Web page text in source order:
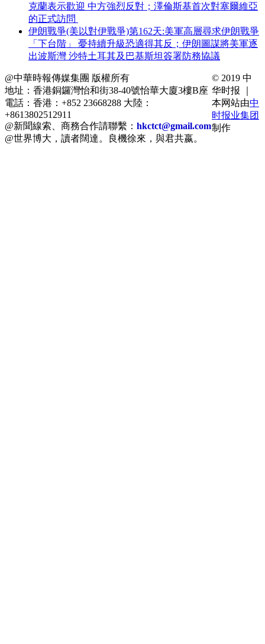
克蘭表示歡迎 中方強烈反對；澤倫斯基首次對塞爾維亞
的正式訪問
伊朗戰爭(美以對伊戰爭)第162天:美軍高層尋求伊朗戰爭
「下台階」 憂持續升級恐適得其反；伊朗圖謀將美軍逐
出波斯灣 沙特土耳其及巴基斯坦簽署防務協議
@中華時報傳媒集團 版權所有
地址：香港銅鑼灣怡和街38-40號怡華大廈3樓B座
電話：香港：+852 23668288 大陸：
+8613802512911
@新聞線索、商務合作請聯繫： hkctct@gmail.com
@世界博大，讀者闊達。良機徐來，與君共嬴。
© 2019 中
华时报 ｜
本网站由中
时报业集团
制作